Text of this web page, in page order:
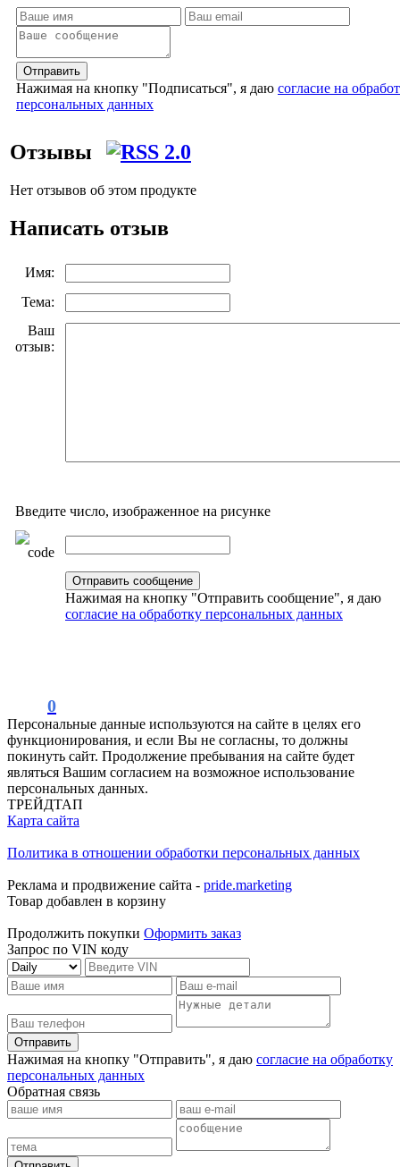
Отправить
Нажимая на кнопку "Подписаться", я даю согласие на
персональных данных
Отзывы
Нет отзывов об этом продукте
Написать отзыв
Имя:
Тема:
Ваш
отзыв:
Введите число, изображенное на рисунке
Нажимая на кнопку "Отправить сообщение", я даю
согласие на обработку персональных данных
0
Персональные данные используются на сайте в целях его
функционирования, и если Вы не согласны, то должны
покинуть сайт. Продолжение пребывания на сайте будет
являться Вашим согласием на возможное использование
персональных данных.
ТРЕЙДТАП
Карта сайта
Политика в отношении обработки персональных данных
Реклама и продвижение сайта - pride.marketing
Товар добавлен в корзину
Продолжить покупки Оформить заказ
Запрос по VIN коду
Отправить
Нажимая на кнопку "Отправить", я даю согласие на обработку
персональных данных
Обратная связь